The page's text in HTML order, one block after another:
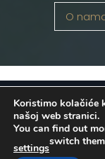
O
by
Koristimo kolačiće
našoj web stranici.
You can find out
switch
settings